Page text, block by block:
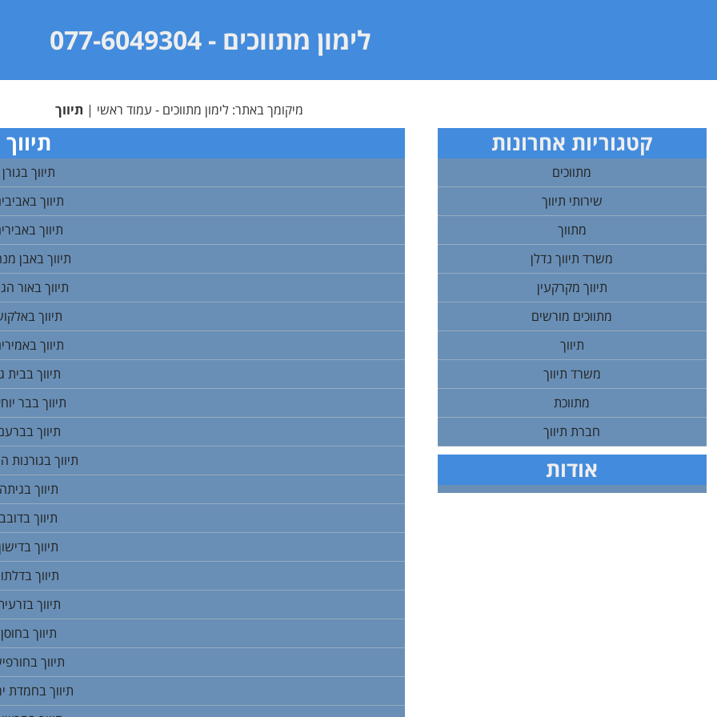
לימון מתווכים - 077-6049304
מיקומך באתר: לימון מתווכים - עמוד ראשי | תיווך
תיווך
תיווך בגורן
תיווך
תיווך
תיווך באבן
תיווך באור
תיווך
תיווך
תיווך בבית
תיווך בבר
תיווך
תיווך בגורנות
תיווך בגיתה
תיווך בדובב
תיווך
תיווך
תיווך
תיווך בחוסן
תיווך
תיווך בחמדת
קטגוריות אחרונות
מתווכים
שירותי תיווך
מתווך
משרד תיווך נדלן
תיווך מקרקעין
מתווכים מורשים
תיווך
משרד תיווך
מתווכת
חברת תיווך
אודות